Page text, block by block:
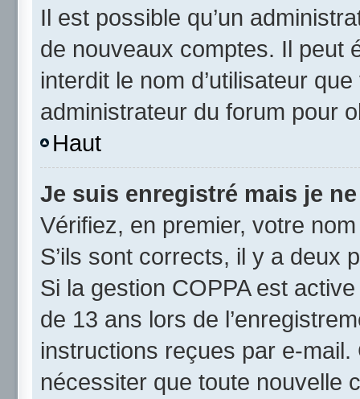
Il est possible qu’un
de nouveaux comptes. Il peut
interdit le nom d’utilisateur
administrateur du forum pour
Haut
Je suis enregistré mais je
Vérifiez, en premier, votre
S’ils sont corrects, il y a deux
Si la gestion COPPA est
de 13 ans lors de
instructions reçues par e-
nécessiter que toute nouvelle